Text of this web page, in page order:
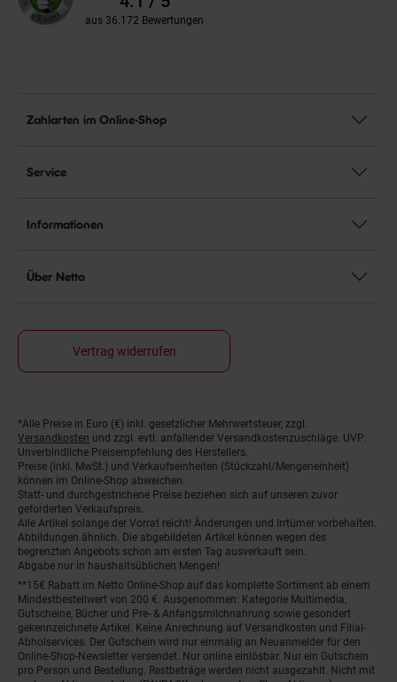
aus 36.172 Bewertungen
Zahlarten im Online-Shop
Service
Informationen
Über Netto
Vertrag widerrufen
Fußnoten
*Alle Preise in Euro (€) inkl. gesetzlicher Mehrwertsteuer, zzgl.
Versandkosten und zzgl. evtl. anfallender Versandkostenzuschläge. UVP:
Unverbindliche Preisempfehlung des Herstellers.
Preise (inkl. MwSt.) und Verkaufseinheiten (Stückzahl/Mengeneinheit)
können im Online-Shop abweichen.
Statt- und durchgestrichene Preise beziehen sich auf unseren zuvor
geforderten Verkaufspreis.
Alle Artikel solange der Vorrat reicht! Änderungen und Irrtümer vorbehalten.
Abbildungen ähnlich. Die abgebildeten Artikel können wegen des
begrenzten Angebots schon am ersten Tag ausverkauft sein.
Abgabe nur in haushaltsüblichen Mengen!
**15€ Rabatt im Netto Online-Shop auf das komplette Sortiment ab einem
Mindestbestellwert von 200 €. Ausgenommen: Kategorie Multimedia,
Gutscheine, Bücher und Pre- & Anfangsmilchnahrung sowie gesondert
gekennzeichnete Artikel. Keine Anrechnung auf Versandkosten und Filial-
Abholservices. Der Gutschein wird nur einmalig an Neuanmelder für den
Online-Shop-Newsletter versendet. Nur online einlösbar. Nur ein Gutschein
pro Person und Bestellung. Restbeträge werden nicht ausgezahlt. Nicht mit